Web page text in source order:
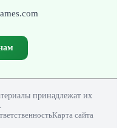
принадлежат их
Карта сайта